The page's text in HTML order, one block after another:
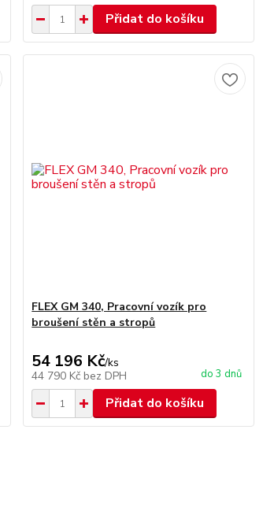
Přidat do košíku
FLEX GM 340, Pracovní vozík pro
broušení stěn a stropů
54 196 Kč/ks
44 790 Kč bez DPH do 3 dnů
Přidat do košíku